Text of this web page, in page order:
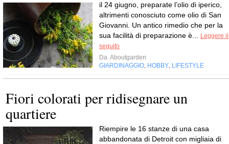
il 24 giugno, preparate l’olio di iperico,
altrimenti conosciuto come olio di San
Giovanni. Un antico rimedio che per la
sua facilità di preparazione è...
Leggere il
seguito
Da Aboutgarden
GIARDINAGGIO HOBBY LIFESTYLE
Fiori colorati per ridisegnare un
quartiere
Riempire le 16 stanze di una casa
abbandonata di Detroit con migliaia di